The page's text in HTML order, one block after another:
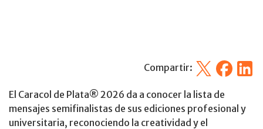
Compartir: X Facebook
El Caracol de Plata® 2026 da a conocer la lista de
mensajes semifinalistas de sus ediciones profesional y
universitaria, reconociendo la creatividad y el